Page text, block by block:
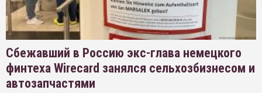
Сбежавший в Россию экс-глава немецкого
финтеха Wirecard занялся сельхозбизнесом и
автозапчастями